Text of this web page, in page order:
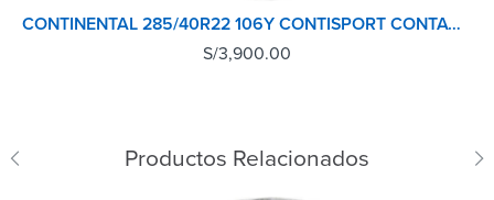
CONTINENTAL 285/40R22 106Y CONTISPORT CONTACT 5P TL (MO)
S/3,900.00
Productos Relacionados